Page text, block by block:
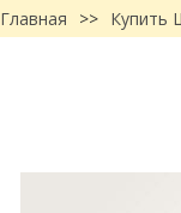
Главная >> Купить